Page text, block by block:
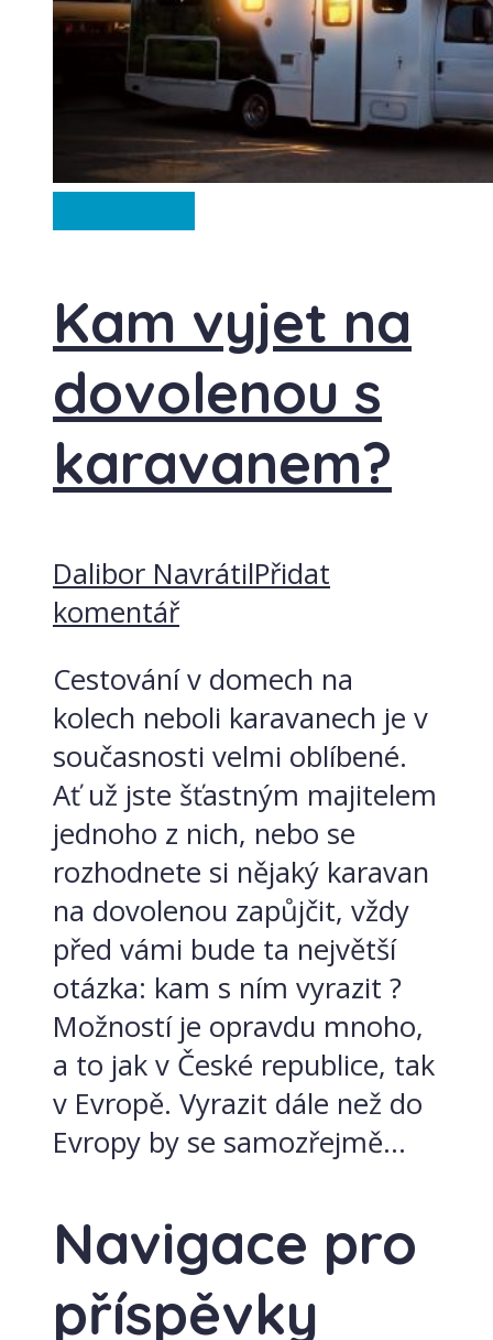
Kam vyjet na
dovolenou s
karavanem?
Dalibor NavrátilPřidat
komentář
Cestování v domech na
kolech neboli karavanech je v
současnosti velmi oblíbené.
Ať už jste šťastným majitelem
jednoho z nich, nebo se
rozhodnete si nějaký karavan
na dovolenou zapůjčit, vždy
před vámi bude ta největší
otázka: kam s ním vyrazit ?
Možností je opravdu mnoho,
a to jak v České republice, tak
v Evropě. Vyrazit dále než do
Evropy by se samozřejmě...
Navigace pro
příspěvky